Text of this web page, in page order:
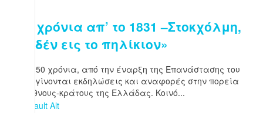
200 χρόνια απ’ το 1831 –Στοκχόλμη,
«μηδέν εις το πηλίκιον»
Κάθε 50 χρόνια, από την έναρξη της Επανάστασης του
1821, γίνονται εκδηλώσεις και αναφορές στην πορεία
του έθνους-κράτους της Ελλάδας. Κοινό...